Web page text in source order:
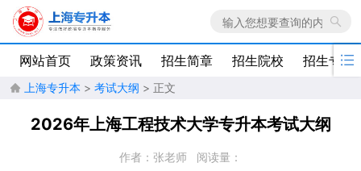
网站首页 政策资讯 招生简章 招生院校 招生专业

 上海专升本 > 考试大纲 > 正文
2026年上海工程技术大学专升本考试大纲
作者：张老师 阅读量：